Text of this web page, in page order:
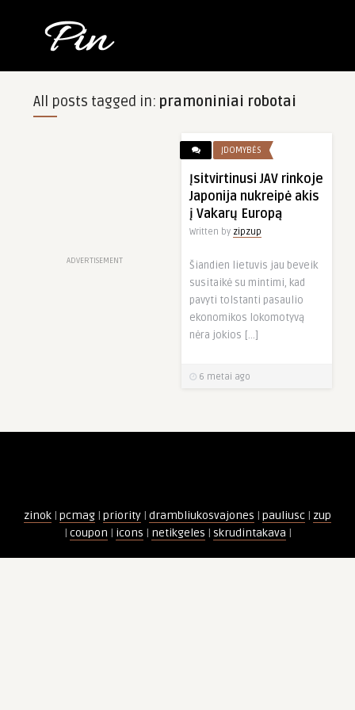
All posts tagged in: pramoniniai robotai
ADVERTISEMENT
ĮDOMYBĖS
Įsitvirtinusi JAV rinkoje
Japonija nukreipė akis
į Vakarų Europą
Written by zipzup
Šiandien lietuvis jau beveik
susitaikė su mintimi, kad
pavyti tolstanti pasaulio
ekonomikos lokomotyvą
nėra jokios […]
6 metai ago
zinok | pcmag | priority | drambliukosvajones | pauliusc | zup
| coupon | icons | netikgeles | skrudintakava |